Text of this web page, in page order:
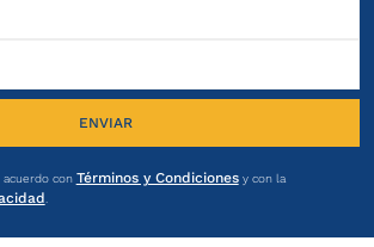
ENVIAR
acuerdo con Términos y Condicionesy con la